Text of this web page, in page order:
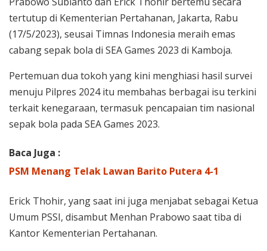
tertutup di Kementerian Pertahanan, Jakarta, Rabu
(17/5/2023), seusai Timnas Indonesia meraih emas
cabang sepak bola di SEA Games 2023 di Kamboja.
Pertemuan dua tokoh yang kini menghiasi hasil survei
menuju Pilpres 2024 itu membahas berbagai isu terkini
terkait kenegaraan, termasuk pencapaian tim nasional
sepak bola pada SEA Games 2023.
Baca Juga :
PSM Menang Telak Lawan Barito Putera 4-1
Erick Thohir, yang saat ini juga menjabat sebagai Ketua
Umum PSSI, disambut Menhan Prabowo saat tiba di
Kantor Kementerian Pertahanan.